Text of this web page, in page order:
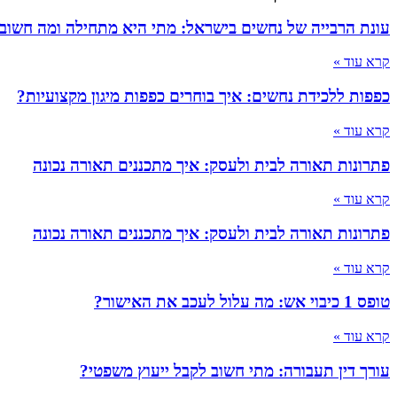
עונת הרבייה של נחשים בישראל: מתי היא מתחילה ומה
קרא עוד »
כפפות ללכידת נחשים: איך בוחרים כפפות מיגון מקצועיות?
קרא עוד »
פתרונות תאורה לבית ולעסק: איך מתכננים תאורה נכונה
קרא עוד »
פתרונות תאורה לבית ולעסק: איך מתכננים תאורה נכונה
קרא עוד »
טופס 1 כיבוי אש: מה עלול לעכב את האישור?
קרא עוד »
עורך דין תעבורה: מתי חשוב לקבל ייעוץ משפטי?